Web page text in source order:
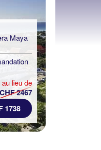
Maya
au lieu de
CHF 2467
1738